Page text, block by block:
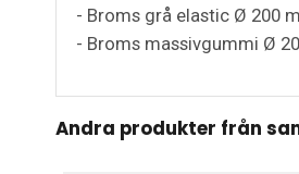
- Broms grå elastic Ø 200
- Broms massivgummi Ø
Andra produkter från